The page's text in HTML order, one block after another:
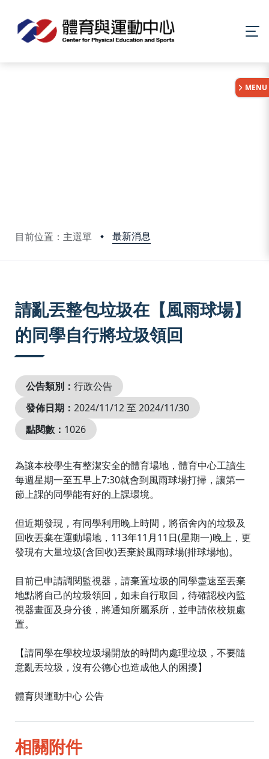
目前位置：主選單 最新消息
MENU
請亂丟整包垃圾在【風雨球場】
的同學自行將垃圾領回
公告類別： 行政公告
發佈日期： 2024/11/12 至 2024/11/30
點閱數： 1026
為讓本校學生有整潔安全的體育場地，體育中心工讀生
每週星期一至五早上7:30就會到風雨球場打掃，讓第一
節上課的同學能有好的上課環境。
但近期發現，有同學利用晚上時間，將宿舍內的垃圾及
回收丟棄在運動場地，113年11月11日(星期一)晚上，更
發現有大量垃圾(含回收)丟棄於風雨球場(排球場地)。
目前已申請調閱監視器，請棄置垃圾的同學盡速至丟棄
地點將自己的垃圾領回，如未自行取回，待確認校內監
視器畫面及身分後，將通知所屬系所，並申請依校規處
置。
【請同學在學校垃圾場開放的時間內處理垃圾，不要隨
意亂丟垃圾，沒有公德心也造成他人的困擾】
體育與運動中心 公告
相關附件